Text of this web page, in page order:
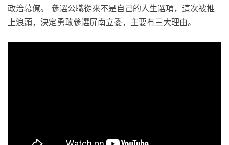
政治幕僚。 參選公職從來不是自己的人生選項，這次被推
上浪頭，決定勇敢參選屏南立委，主要有三大理由。